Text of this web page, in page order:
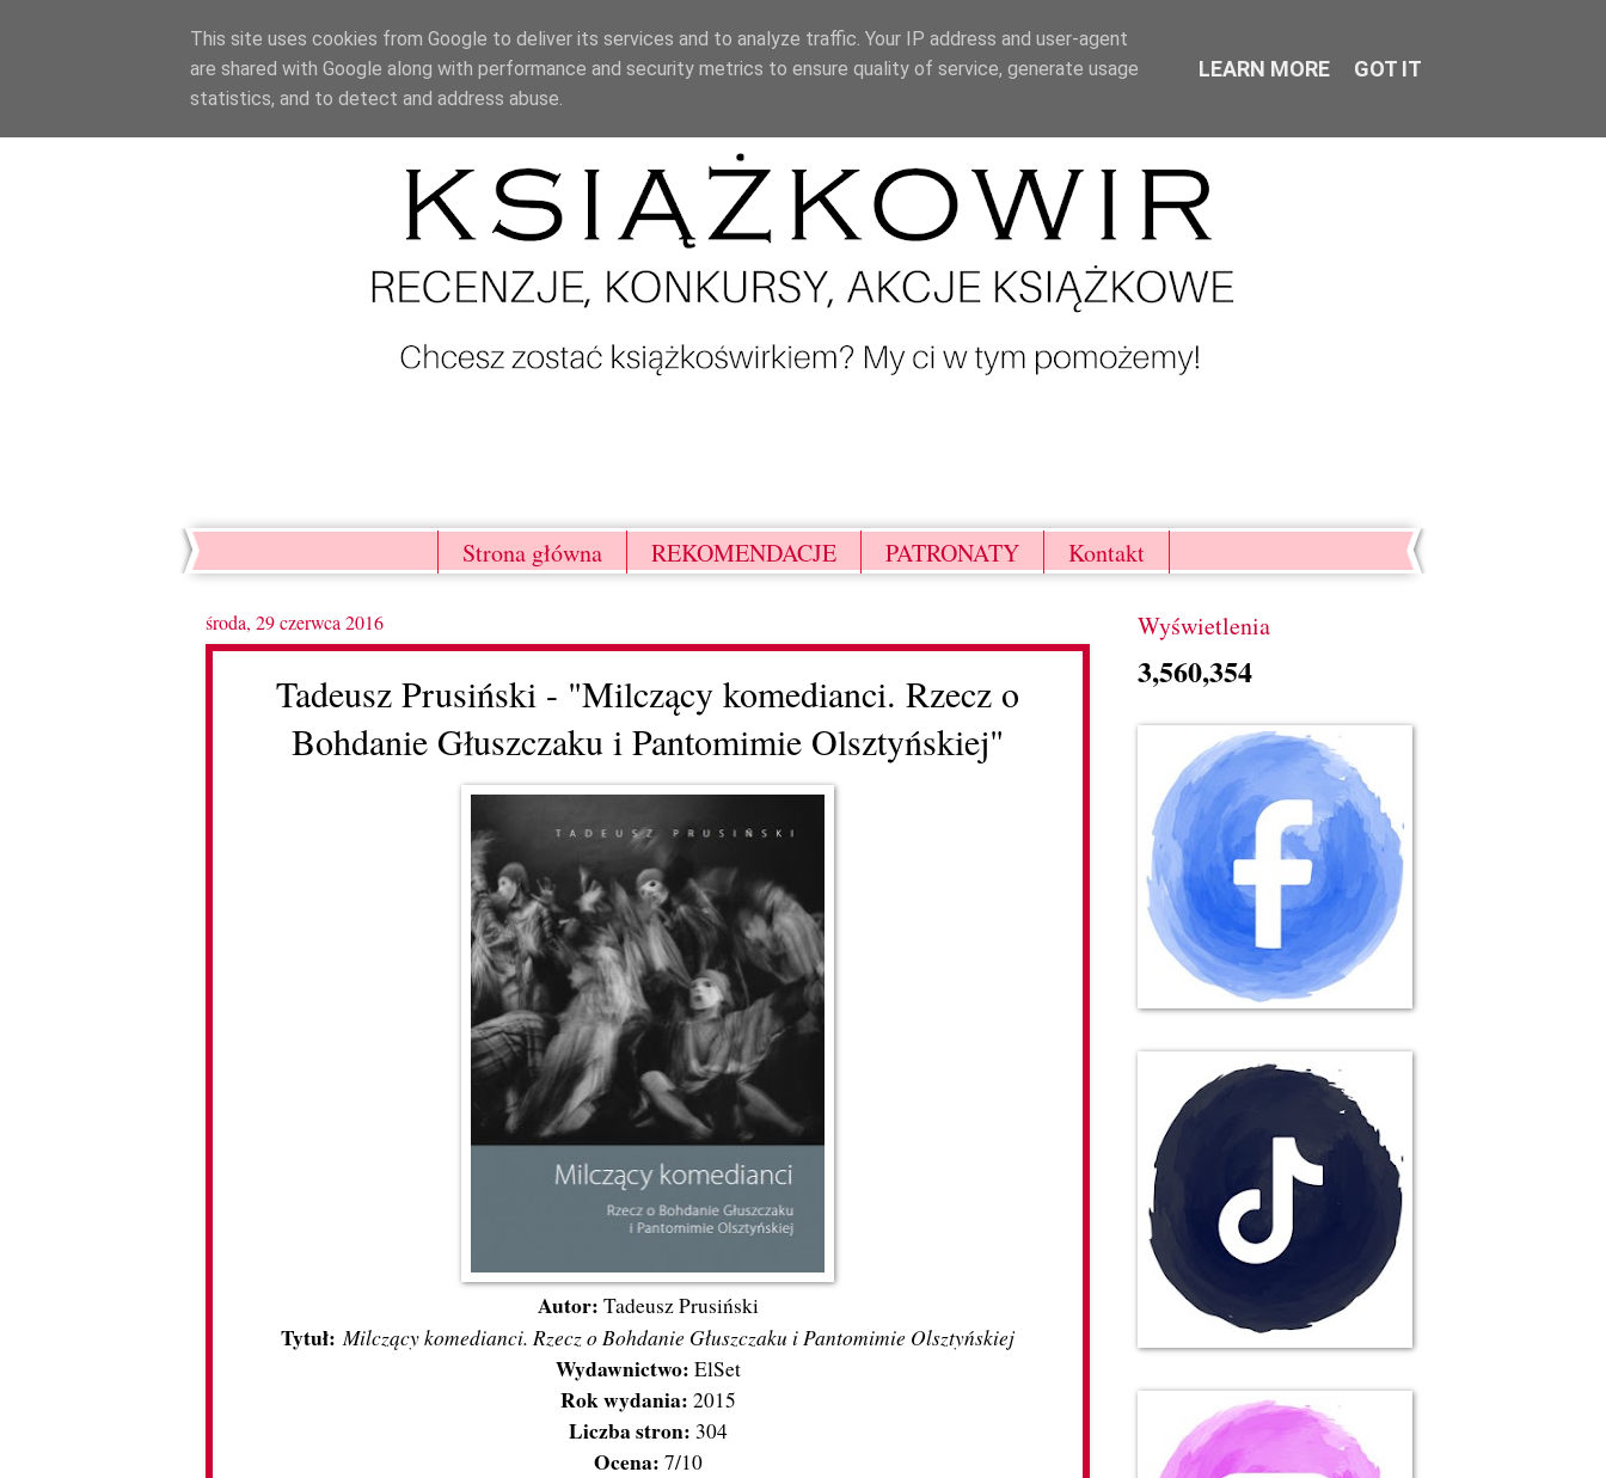
Strona główna REKOMENDACJE PATRONATY Kontakt
środa, 29 czerwca 2016
Tadeusz Prusiński - "Milczący komedianci. Rzecz o
Bohdanie Głuszczaku i Pantomimie Olsztyńskiej"
Autor: Tadeusz Prusiński
Tytuł: Milczący komedianci. Rzecz o Bohdanie Głuszczaku i Pantomimie Olsztyńskiej
Wydawnictwo: ElSet
Rok wydania: 2015
Liczba stron: 304
Ocena: 7/10
Wyświetlenia
3,560,354
This site uses cookies from Google to deliver its services and to analyze traffic. Your IP address and user-agent
are shared with Google along with performance and security metrics to ensure quality of service, generate usage
statistics, and to detect and address abuse.
LEARN MORE GOT IT